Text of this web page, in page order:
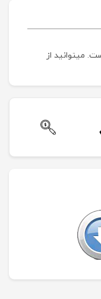
می‍توانید از